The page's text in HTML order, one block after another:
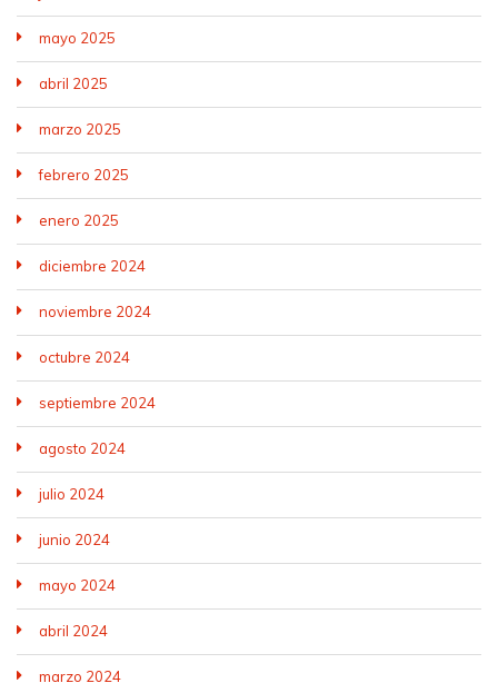
mayo 2025
abril 2025
marzo 2025
febrero 2025
enero 2025
diciembre 2024
noviembre 2024
octubre 2024
septiembre 2024
agosto 2024
julio 2024
junio 2024
mayo 2024
abril 2024
marzo 2024